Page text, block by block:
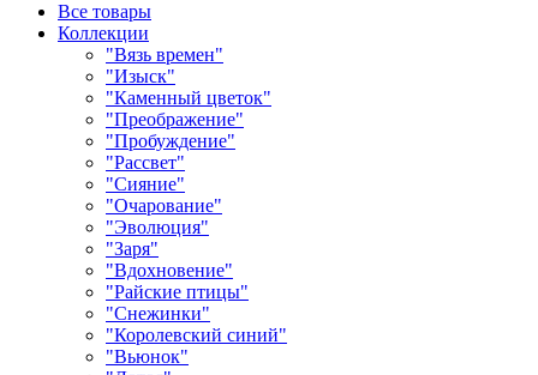
Все товары
Коллекции
"Вязь времен"
"Изыск"
"Каменный цветок"
"Преображение"
"Пробуждение"
"Рассвет"
"Сияние"
"Очарование"
"Эволюция"
"Заря"
"Вдохновение"
"Райские птицы"
"Снежинки"
"Королевский синий"
"Вьюнок"